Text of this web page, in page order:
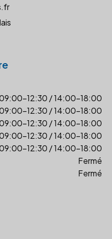
12:30 / 14:00-18:00
12:30 / 14:00-18:00
12:30 / 14:00-18:00
12:30 / 14:00-18:00
12:30 / 14:00-18:00
Fermé
Fermé